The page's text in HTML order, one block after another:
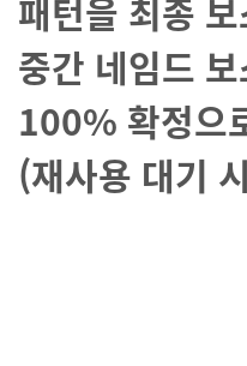
패턴을 최종
중간 네임드
100% 확정으
(재사용 대기